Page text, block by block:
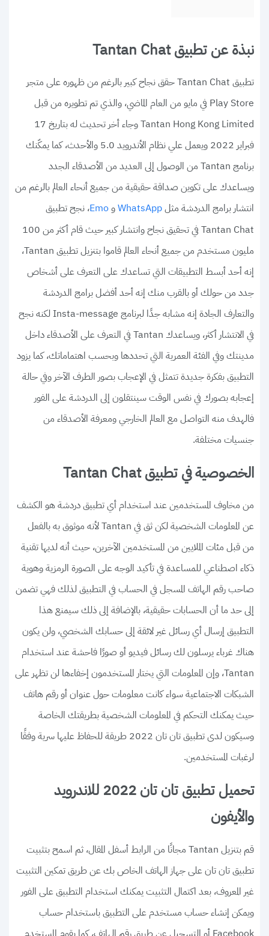
نبذة عن تطبيق Tantan Chat
تطبيق Tantan Chat حقق نجاح كبير بالرغم من ظهوره على متجر
Play Store في مايو من العام الماضي، والذي تم تطويره من قبل
Tantan Hong Kong Limited وجاء أخر تحديث له بتاريخ 17
فبراير 2022 ويعمل علي نظام الأندرويد 5.0 والأحدث، كما يمكّنك
برنامج Tantan من الوصول إلى العديد من الأصدقاء الجدد
ويساعدك على تكوين صداقة حقيقية من جميع أنحاء العالم بالرغم من
انتشار برامج الدردشة مثلWhatsAppوEmo، نجح تطبيق
Tantan Chat في تحقيق نجاح وانتشار كبير حيث قام أكثر من 100
مليون مستخدم من جميع أنحاء العالم قاموا بتنزيل تطبيق Tantan،
إنه أحد أبسط التطبيقات التي تساعدك على التعرف على أشخاص
جدد من حولك أو بالقرب منك إنه أحد أفضل برامج الدردشة
والتعارف الجادة إنه مشابه جدًا لبرنامج Insta-message لكنه نجح
في الانتشار أكثر، ويساعدك Tantan في التعرف على الأصدقاء داخل
مدينتك وفي الفئة العمرية التي تحددها وبحسب اهتماماتك، كما يزود
التطبيق بفكرة جديدة تتمثل في الإعجاب بصور الطرف الآخر وفي حالة
إعجابه بصورك في نفس الوقت سينتقلون إلى الدردشة على الفور
فالهدف منه التواصل مع العالم الخارجي ومعرفة الأصدقاء من
جنسيات مختلفة.
الخصوصية في تطبيق Tantan Chat
من مخاوف المستخدمين عند استخدام أي تطبيق دردشة هو الكشف
عن المعلومات الشخصية لكن ثق في Tantan لأنه موثوق به بالفعل
من قبل مئات الملايين من المستخدمين الآخرين، حيث أنه لديها تقنية
ذكاء اصطناعي للمساعدة في تأكيد الوجه على الصورة الرمزية وهوية
صاحب رقم الهاتف المسجل في الحساب في التطبيق لذلك فهي تضمن
إلى حد ما أن الحسابات حقيقية، بالإضافة إلى ذلك سيمنع هذا
التطبيق إرسال أي رسائل غير لائقة إلى حسابك الشخصي، ولن يكون
هناك غرباء يرسلون لك رسائل فيديو أو صورًا فاحشة عند استخدام
Tantan، وإن المعلومات التي يختار المستخدمون إخفاءها لن تظهر على
الشبكات الاجتماعية سواء كانت معلومات حول عنوان أو رقم هاتف
حيث يمكنك التحكم في المعلومات الشخصية بطريقتك الخاصة
وسيكون لدى تطبيق تان تان 2022 طريقة للحفاظ عليها سرية وفقًا
لرغبات المستخدمين.
تحميل تطبيق تان تان 2022 للاندرويد
والأيفون
قم بتنزيل Tantan مجانًا من الرابط أسفل المقال، ثم اسمح بتثبيت
تطبيق تان تان على جهاز الهاتف الخاص بك عن طريق تمكين التثبيت
غير المعروف، بعد اكتمال التثبيت يمكنك استخدام التطبيق على الفور
ويمكن إنشاء حساب مستخدم على التطبيق باستخدام حساب